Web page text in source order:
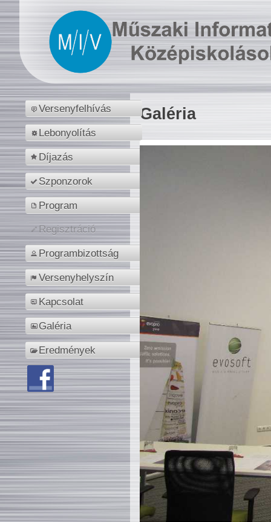
Versenyfelhívás
Lebonyolítás
Díjazás
Szponzorok
Program
Regisztráció
Programbizottság
Versenyhelyszín
Kapcsolat
Galéria
Eredmények
Galéria